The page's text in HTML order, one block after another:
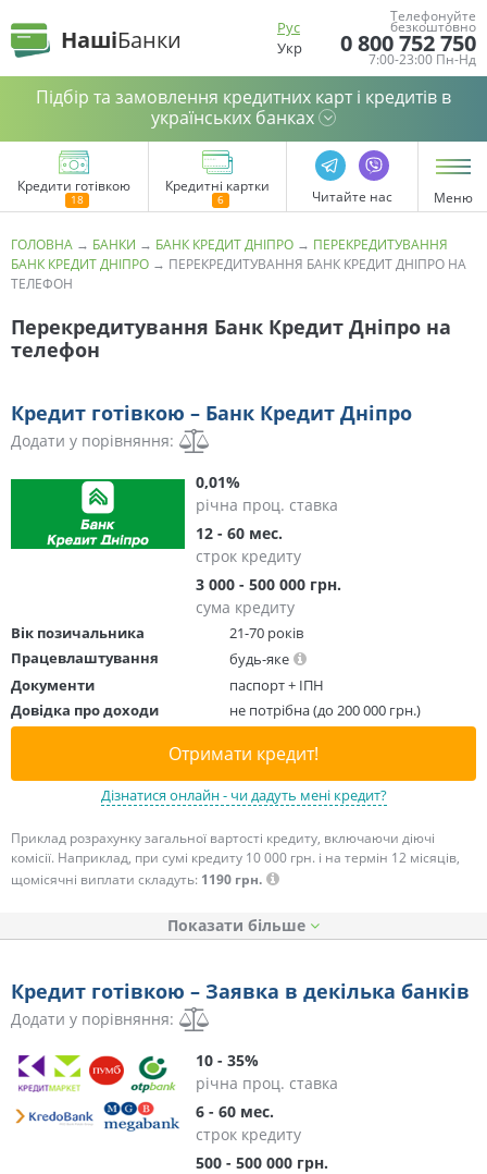
НашіБанки
Рус
Укр
Телефонуйте
безкоштовно
0 800 752 750
7:00-23:00 Пн-Нд
Підбір та замовлення кредитних карт і кредитів в
українських банках
Кредити готівкою Кредитні картки
Читайте нас Меню
ГОЛОВНА → БАНКИ → БАНК КРЕДИТ ДНІПРО → ПЕРЕКРЕДИТУВАННЯ
БАНК КРЕДИТ ДНІПРО → ПЕРЕКРЕДИТУВАННЯ БАНК КРЕДИТ ДНІПРО НА
ТЕЛЕФОН
Перекредитування Банк Кредит Дніпро на
телефон
Кредит готівкою – Банк Кредит Дніпро
Додати у порівняння:
0,01%
річна проц. ставка
12 - 60 мес.
строк кредиту
3 000 - 500 000 грн.
сума кредиту
Вік позичальника
21-70 років
Працевлаштування
будь-яке
Документи
паспорт + ІПН
Довідка про доходи
не потрібна (до 200 000 грн.)
Отримати кредит!
Дізнатися онлайн - чи дадуть мені кредит?
Приклад розрахунку загальної вартості кредиту, включаючи діючі
комісії. Наприклад, при сумі кредиту 10 000 грн. і на термін 12 місяців,
щомісячні виплати складуть: 1190 грн.
Показати
Кредит готівкою – Заявка в декілька банків
Додати у порівняння:
10 - 35%
річна проц. ставка
6 - 60 мес.
строк кредиту
500 - 500 000 грн.